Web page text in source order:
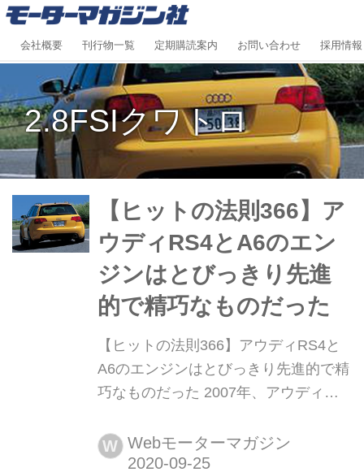
会社概要 刊行物一覧 定期購読案内 お問い合わせ 採用情報
2.8FSIクワトロ
【ヒットの法則366】ア
ウディRS4とA6のエン
ジンはとびっきり先進
的で精巧なものだった
【ヒットの法則366】アウディRS4と
A6のエンジンはとびっきり先進的で精
巧なものだった 2007年、アウディの
それまで高性能で高効率の一辺倒か
ら、官能といった要素も持ち始めてい
W Webモーターマガジン